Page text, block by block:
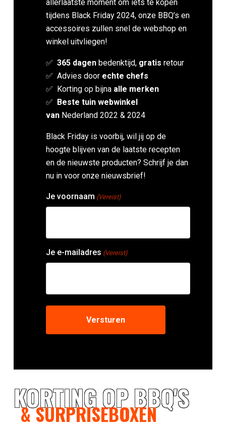
allerlaatste moment om iets te kopen
tijdens Black Friday 2024, onze BBQ’s en
accessoires zullen snel de webshop en
winkel uitvliegen!
✅ 365 dagenbedenktijd, gratis retour
✅ Advies door echte chefs
✅ Korting op bijna alle merken
✅
Beste tuin webwinkel
van Nederland 2022 & 2024
Black Friday is voorbij, wil jij op de
hoogte blijven van de laatste recepten
en de nieuwste producten? Schrijf je dan
nu in voor onze nieuwsbrief!
Je voornaam (Vereist)
Je e-mailadres (Vereist)
KORTING OP BBQ'S
& SURPRISEBOXEN